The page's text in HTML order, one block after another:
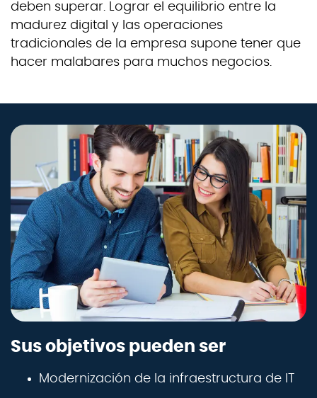
deben superar. Lograr el equilibrio entre la
madurez digital y las operaciones
tradicionales de la empresa supone tener que
hacer malabares para muchos negocios.
Sus objetivos pueden ser
Modernización de la infraestructura de IT